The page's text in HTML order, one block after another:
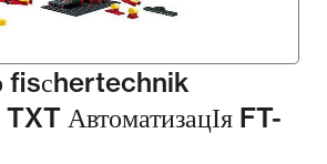
Телерадіо обладнання
Фізика
fisсhertechnik
АвтоматизацІя FT-